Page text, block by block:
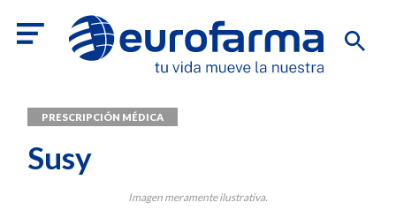
PRESCRIPCIÓN MÉDICA
Susy
Imagen meramente ilustrativa.